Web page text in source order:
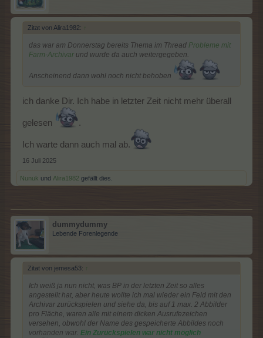
Zitat von Alira1982: ↑
das war am Donnerstag bereits Thema im Thread Probleme mit
Farm-Archivar und wurde da auch weitergegeben.
Anscheinend dann wohl noch nicht behoben
ich danke Dir. Ich habe in letzter Zeit nicht mehr überall
gelesen .
Ich warte dann auch mal ab.
16 Juli 2025
Nunuk und Alira1982 gefällt dies.
dummydummy
Lebende Forenlegende
Zitat von jemesa53: ↑
Ich weiß ja nun nicht, was BP in der letzten Zeit so alles
angestellt hat, aber heute wollte ich mal wieder ein Feld mit den
Archivar zurückspielen und siehe da, bis auf 1 max. 2 Abbilder
pro Fläche, waren alle mit einem dicken Ausrufezeichen
versehen, obwohl der Name des gespeicherte Abbildes noch
vorhanden war. Ein Zurückspielen war nicht möglich